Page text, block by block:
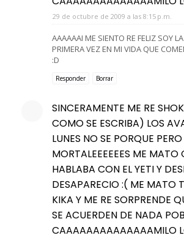
29 de octubre de 2009 a las 8:15 p.m.
AAAAAAI ME SIENTO RE FELIZ SOY
PRIMERA VEZ EN MI VIDA QUE
:D
Responder Borrar
SINCERAMENTE ME RE
COMO SE ESCRIBA) LOS
LUNES NO SE PORQUE
MORTALEEEEEES ME
HABLABA CON EL YETI Y
DESAPARECIO :( ME MATO
KIKA Y ME RE SORPRENDE
SE ACUERDEN DE NADA
CAAAAAAAAAAAAAAMILO